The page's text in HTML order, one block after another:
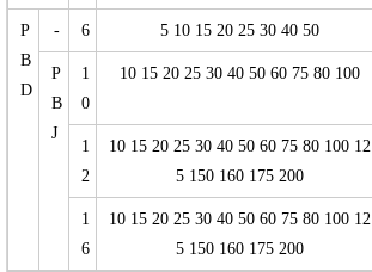
P
B
D
- 6 5 10 15 20 25 30 40 50
P
B
J
1
0
10 15 20 25 30 40 50 60 75 80 100
1
2
10 15 20 25 30 40 50 60 75 80 100 12
5 150 160 175 200
1
6
10 15 20 25 30 40 50 60 75 80 100 12
5 150 160 175 200